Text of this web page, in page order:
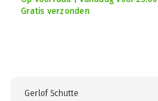
Gratis verzonden
Gerlof Schutte